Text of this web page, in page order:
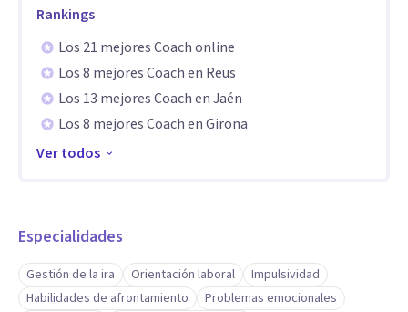
funciona.
5. ¿Necesitas medicación o terapia? Busca a un profesional
Trabajemos juntos.
Especialidad
Rankings
Los 21 mejores Coach online
Los 8 mejores Coach en Reus
Los 13 mejores Coach en Jaén
Los 8 mejores Coach en Girona
Ver todos
Especialidades
Gestión de la ira Orientación laboral
Impulsividad
Habilidades de afrontamiento
Problemas emocionales